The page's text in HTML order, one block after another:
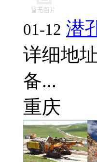
01-12 潜
详细地
备...
重庆